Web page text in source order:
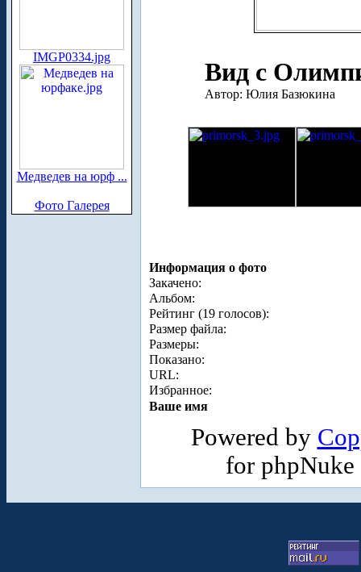
IMGP0334.jpg
Медведев на юрф ...
Фото Галерея
Вид с
Автор: Юлия Базюкина
Информация о фото
Закачено:
Альбом:
Рейтинг (19 голосов):
Размер файла:
Размеры:
Показано:
URL:
Избранное:
Ваше имя
Powered by
for